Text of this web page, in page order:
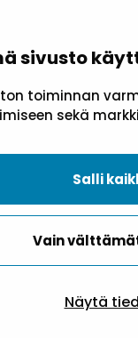
sivusto
toiminnan
sekä
Vain
Salli
Näytä